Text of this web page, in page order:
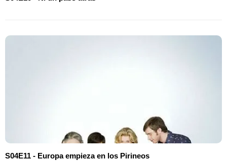
S04E11 - Europa empieza en los Pirineos